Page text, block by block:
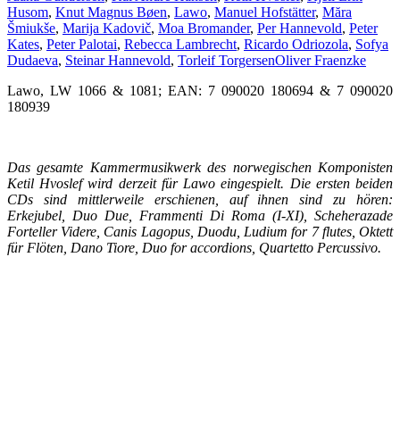
Husom, Knut Magnus Bøen, Lawo, Manuel Hofstätter, Măra
Šmiukše, Marija Kadovič, Moa Bromander, Per Hannevold, Peter
Kates, Peter Palotai, Rebecca Lambrecht, Ricardo Odriozola, Sofya
Dudaeva, Steinar Hannevold, Torleif TorgersenOliver Fraenzke
Lawo, LW 1066 & 1081; EAN: 7 090020 180694 & 7 090020
180939
Das gesamte Kammermusikwerk des norwegischen Komponisten
Ketil Hvoslef wird derzeit für Lawo eingespielt. Die ersten beiden
CDs sind mittlerweile erschienen, auf ihnen sind zu hören:
Erkejubel, Duo Due, Frammenti Di Roma (I-XI), Scheherazade
Forteller Videre, Canis Lagopus, Duodu, Ludium for 7 flutes, Oktett
für Flöten, Dano Tiore, Duo for accordions, Quartetto Percussivo.